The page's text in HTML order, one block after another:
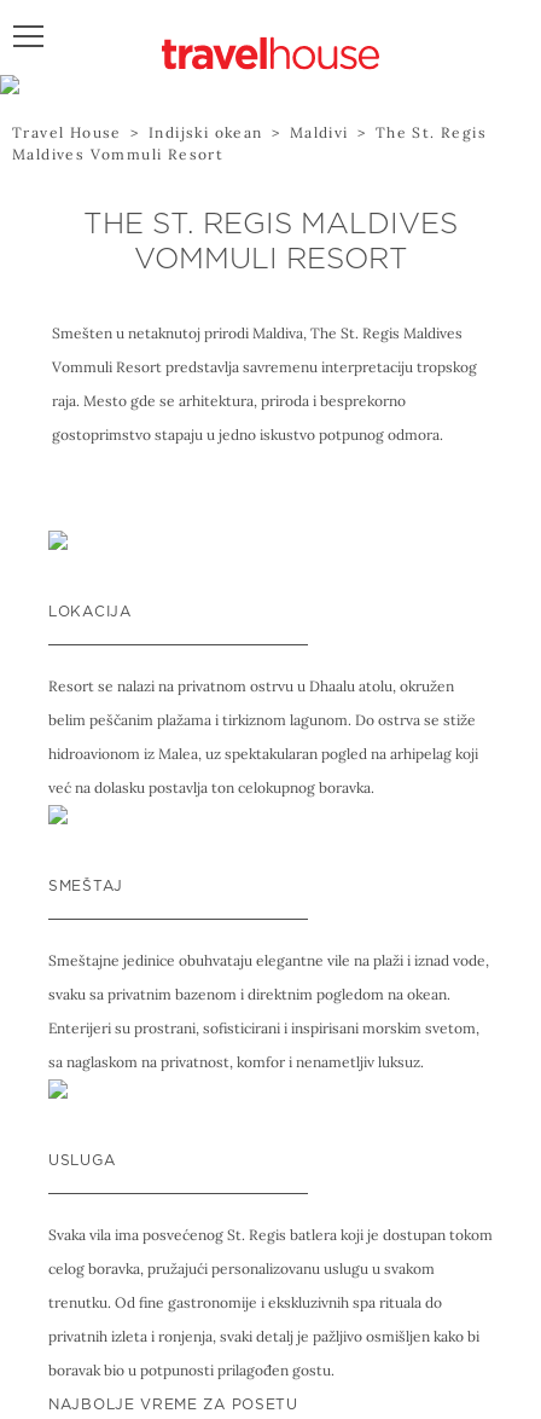
Travel House > Indijski okean > Maldivi > The St. Regis
Maldives Vommuli Resort
THE ST. REGIS MALDIVES
VOMMULI RESORT
Smešten u netaknutoj prirodi Maldiva, The St. Regis Maldives
Vommuli Resort predstavlja savremenu interpretaciju tropskog
raja. Mesto gde se arhitektura, priroda i besprekorno
gostoprimstvo stapaju u jedno iskustvo potpunog odmora.
LOKACIJA
Resort se nalazi na privatnom ostrvu u Dhaalu atolu, okružen
belim peščanim plažama i tirkiznom lagunom. Do ostrva se stiže
hidroavionom iz Malea, uz spektakularan pogled na arhipelag koji
već na dolasku postavlja ton celokupnog boravka.
SMEŠTAJ
Smeštajne jedinice obuhvataju elegantne vile na plaži i iznad vode,
svaku sa privatnim bazenom i direktnim pogledom na okean.
Enterijeri su prostrani, sofisticirani i inspirisani morskim svetom,
sa naglaskom na privatnost, komfor i nenametljiv luksuz.
USLUGA
Svaka vila ima posvećenog St. Regis batlera koji je dostupan tokom
celog boravka, pružajući personalizovanu uslugu u svakom
trenutku. Od fine gastronomije i ekskluzivnih spa rituala do
privatnih izleta i ronjenja, svaki detalj je pažljivo osmišljen kako bi
boravak bio u potpunosti prilagođen gostu.
NAJBOLJE VREME ZA POSETU